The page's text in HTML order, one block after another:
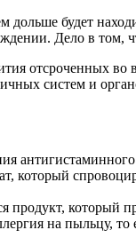
дольше будет
Дело в том,
отсроченных
систем и
который
продукт, который
на пыльцу,